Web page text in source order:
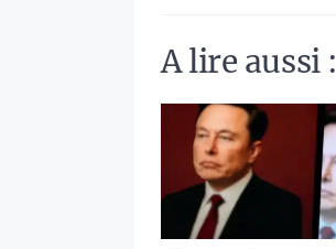
A lire aussi :